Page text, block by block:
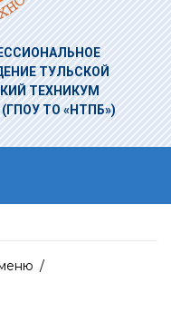
ТУЛЬСКОЙ
ТЕХНИКУМ
(ГПОУ ТО «НТПБ»)
/